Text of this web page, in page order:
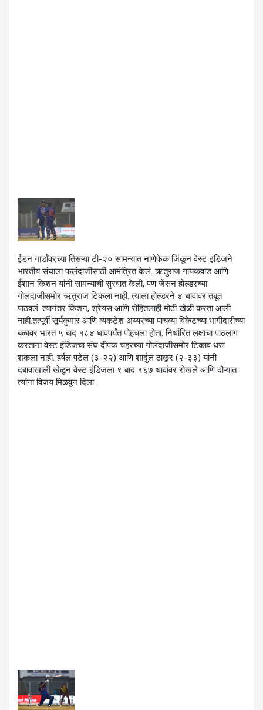
ईडन गार्डांवरच्या तिसऱ्या टी-२० सामन्यात नाणेफेक जिंकून वेस्ट इंडिजने
भारतीय संघाला फलंदाजीसाठी आमंत्रित केलं. ऋतुराज गायकवाड आणि
ईशान किशन यांनी सामन्याची सुरवात केली, पण जेसन होल्डरच्या
गोलंदाजीसमोर ऋतुराज टिकला नाही. त्याला होल्डरने ४ धावांवर तंबूत
पाठवलं. त्यानंतर किशन, श्रेयस आणि रोहितलाही मोठी खेळी करता आली
नाही.तत्पूर्वी सूर्यकुमार आणि व्यंकटेश अय्यरच्या पाचव्या विकेटच्या भागीदारीच्या
बळावर भारत ५ बाद १८४ धावपर्यंत पोहचला होता. निर्धारित लक्षाचा पाठलाग
करताना वेस्ट इंडिजचा संघ दीपक चहरच्या गोलंदाजीसमोर टिकाव धरू
शकला नाही. हर्षल पटेल (३-२२) आणि शार्दुल ठाकूर (२-३३) यांनी
दबावाखाली खेळून वेस्ट इंडिजला ९ बाद १६७ धावांवर रोखले आणि दौऱ्यात
त्यांना विजय मिळवून दिला.